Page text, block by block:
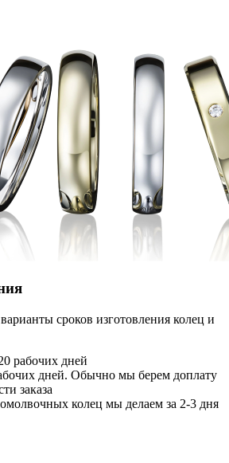
сроков изготовления колец и
рабочих дней
дней. Обычно мы берем доплату
заказа
колец мы делаем за 2-3 дня